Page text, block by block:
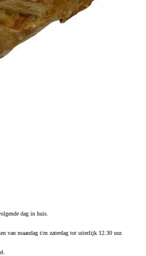
dag in huis.
van maandag t/m zaterdag tot uiterlijk 12.30 uur.